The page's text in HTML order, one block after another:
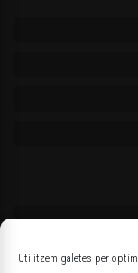
Utilitzem galetes per